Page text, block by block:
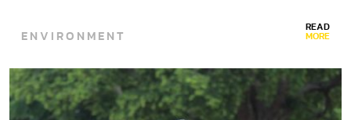
ENVIRONMENT READ
MORE